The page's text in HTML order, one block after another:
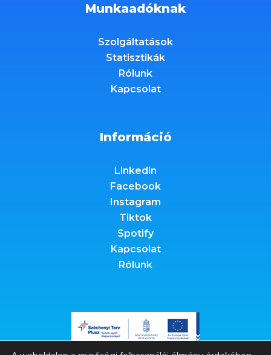
Munkaadóknak
Szolgáltatások
Statisztikák
Rólunk
Kapcsolat
Információ
Linkedin
Facebook
Instagram
Tiktok
Spotify
Kapcsolat
Rólunk